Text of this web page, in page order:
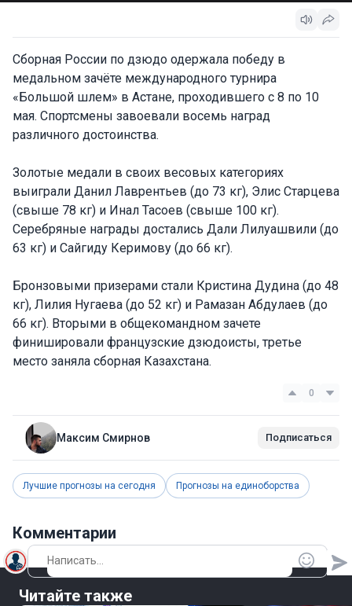
Сборная России по дзюдо одержала победу в
медальном зачёте международного турнира
«Большой шлем» в Астане, проходившего с 8 по 10
мая. Спортсмены завоевали восемь наград
различного достоинства.
Золотые медали в своих весовых категориях
выиграли Данил Лаврентьев (до 73 кг), Элис Старцева
(свыше 78 кг) и Инал Тасоев (свыше 100 кг).
Серебряные награды достались Дали Лилуашвили (до
63 кг) и Сайгиду Керимову (до 66 кг).
Бронзовыми призерами стали Кристина Дудина (до 48
кг), Лилия Нугаева (до 52 кг) и Рамазан Абдулаев (до
66 кг). Вторыми в общекомандном зачете
финишировали французские дзюдоисты, третье
место заняла сборная Казахстана.
0
Максим Смирнов Подписаться
Лучшие прогнозы на сегодня Прогнозы на единоборства
Комментарии
Читайте также